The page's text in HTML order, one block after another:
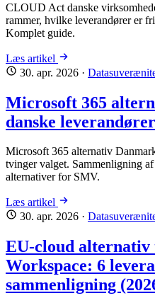
CLOUD Act danske
rammer, hvilke leverandører er
Komplet guide.
Læs artikel
30. apr. 2026 ·
Microsoft 365
danske
Microsoft 365 alternativ
tvinger valget. Sammenligning
alternativer for SMV.
Læs artikel
30. apr. 2026 ·
EU-cloud alternativ
Workspace: 6
sammenligning